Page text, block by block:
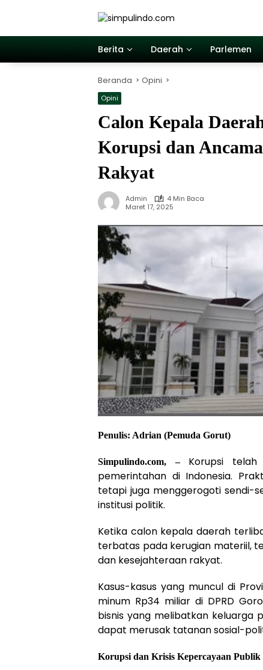
Berita
Daerah Parlemen
Beranda Opini
Opini
Calon Kepala
Korupsi dan
Rakyat
Admin
4 Min Baca
Maret 17, 2025
Penulis: Adrian (Pemuda Gorut)
Simpulindo.com, – Korupsi
pemerintahan di Indonesia.
tetapi juga menggerogoti sendi-
institusi politik.
Ketika calon kepala daerah
terbatas pada kerugian materiil,
dan kesejahteraan rakyat.
Kasus-kasus yang muncul di
minum Rp34 miliar di DPRD
bisnis yang melibatkan keluarga
dapat merusak tatanan sosial-
Korupsi dan Krisis Kepercayaan Publik